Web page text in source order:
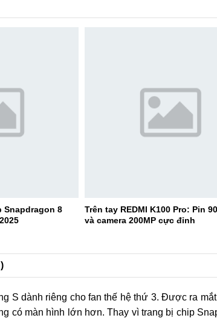
Snapdragon 8
Trên tay REDMI K100 Pro: Pin
và camera 200MP cực đỉnh
S dành riêng cho fan thế hệ thứ 3. Được ra
có màn hình lớn hơn. Thay vì trang bị chip